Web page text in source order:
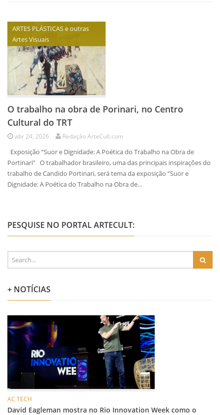
ARTES PLÁSTICAS e outras
Artes Visuais
O trabalho na obra de Porinari, no Centro
Cultural do TRT
abr 24, 2026 Redação ArteCult.com
Exposição “Suor e Dignidade: A Poética do Trabalho na Obra de
Portinari” O trabalhador brasileiro, uma das principais inspirações do
trabalho de Candido Portinari, será tema da exposição “Suor e
Dignidade: A Poética do Trabalho na Obra de…
PESQUISE NO PORTAL ARTECULT:
+ NOTÍCIAS
AC TECH
David Eagleman mostra no Rio Innovation Week como o